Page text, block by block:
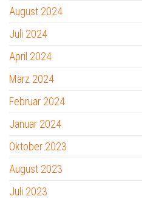
August 2024
Juli 2024
April 2024
März 2024
Februar 2024
Januar 2024
Oktober 2023
August 2023
Juli 2023